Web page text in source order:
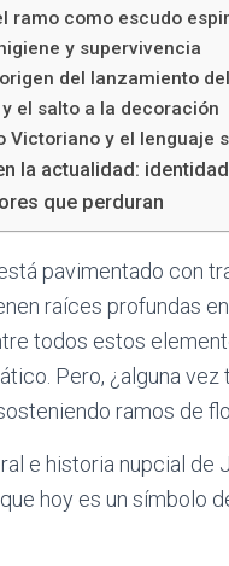
ramo como escudo
y supervivencia
del lanzamiento
el salto a la decoración
Victoriano y el lenguaje
la actualidad:
que perduran
pavimentado con
raíces profundas
todos estos
Pero, ¿alguna
ramos de
e historia nupcial de
hoy es un símbolo